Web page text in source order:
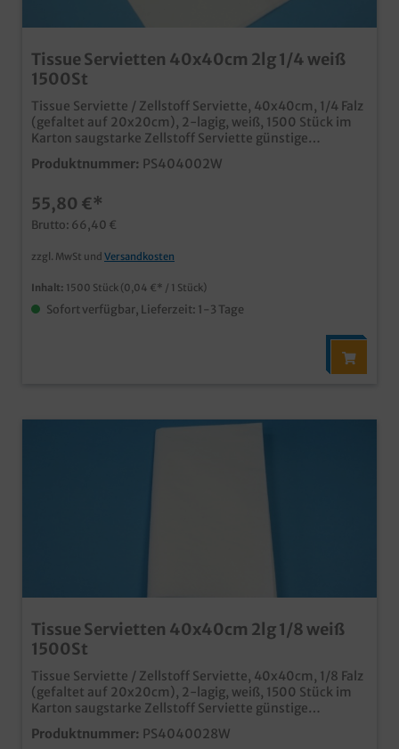
Tissue Servietten 40x40cm 2lg 1/4 weiß
1500St
Tissue Serviette / Zellstoff Serviette, 40x40cm, 1/4 Falz
(gefaltet auf 20x20cm), 2-lagig, weiß, 1500 Stück im
Karton saugstarke Zellstoff Serviette günstige
zweilagige 40x40cm Serviette ideal für Restaurants,
Bars, Bistros und Hotels
Produktnummer: PS404002W
55,80 €*
Brutto: 66,40 €
zzgl. MwSt und Versandkosten
Inhalt: 1500 Stück (0,04 €* / 1 Stück)
Sofort verfügbar, Lieferzeit: 1-3 Tage
Tissue Servietten 40x40cm 2lg 1/8 weiß
1500St
Tissue Serviette / Zellstoff Serviette, 40x40cm, 1/8 Falz
(gefaltet auf 20x20cm), 2-lagig, weiß, 1500 Stück im
Karton saugstarke Zellstoff Serviette günstige
zweilagige 40x40cm Serviette ideal für Restaurants,
Bars, Bistros und Hotels
Produktnummer: PS4040028W